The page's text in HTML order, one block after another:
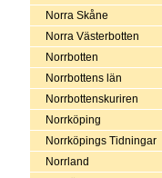
Norra Skåne
Norra Västerbotten
Norrbotten
Norrbottens län
Norrbottenskuriren
Norrköping
Norrköpings Tidningar
Norrland